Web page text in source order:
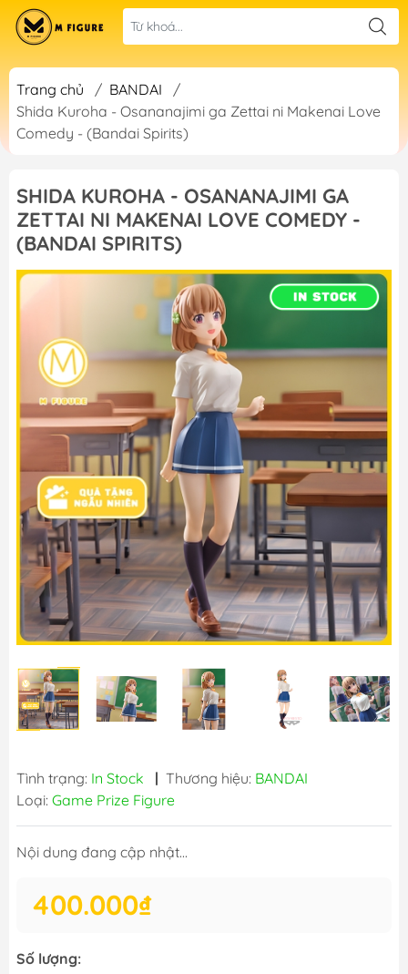
Trang chủ / BANDAI
/
Shida Kuroha - Osananajimi ga Zettai ni Makenai Love
Comedy - (Bandai Spirits)
SHIDA KUROHA - OSANANAJIMI GA
ZETTAI NI MAKENAI LOVE COMEDY -
(BANDAI SPIRITS)
Tình trạng: In Stock | Thương hiệu: BANDAI
Loại: Game Prize Figure
Nội dung đang cập nhật...
400.000₫
Số lượng: